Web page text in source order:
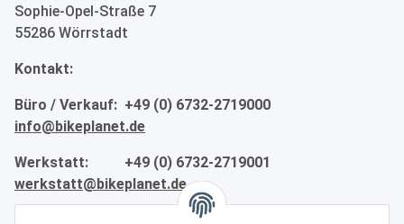
Sophie-Opel-Straße 7
55286 Wörrstadt
Kontakt:
Büro / Verkauf: +49 (0) 6732-2719000
info@bikeplanet.de
Werkstatt: +49 (0) 6732-2719001
werkstatt@bikeplanet.de